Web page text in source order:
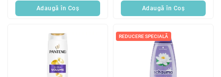
Adaugă în Coş Adaugă în Coş
REDUCERE SPECIALĂ